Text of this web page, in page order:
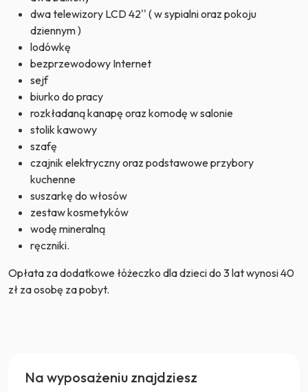
dwa telewizory LCD 42'' ( w sypialni oraz pokoju
dziennym )
lodówkę
bezprzewodowy Internet
sejf
biurko do pracy
rozkładaną kanapę oraz komodę w salonie
stolik kawowy
szafę
czajnik elektryczny oraz podstawowe przybory
kuchenne
suszarkę do włosów
zestaw kosmetyków
wodę mineralną
ręczniki.
Opłata za dodatkowe łóżeczko dla dzieci do 3 lat wynosi 40
zł za osobę za pobyt.
Na wyposażeniu znajdziesz